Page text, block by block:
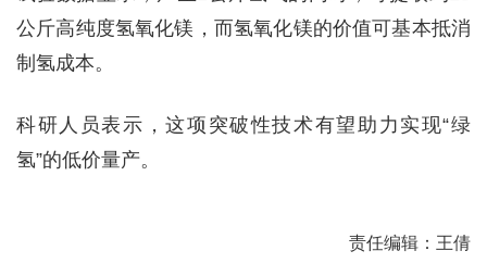
公斤高纯度氢氧化镁，而氢氧化镁的价值可基本抵消
制氢成本。
科研人员表示，这项突破性技术有望助力实现“绿
氢”的低价量产。
责任编辑：王倩